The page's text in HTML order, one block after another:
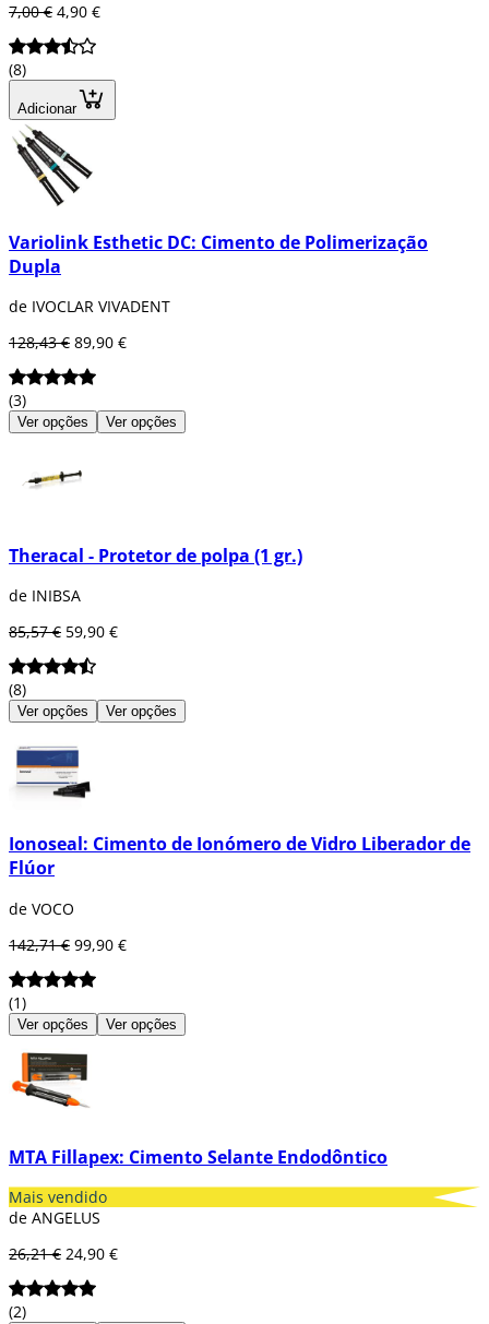
7,00 € 4,90 €
(8)
Adicionar
Variolink Esthetic DC: Cimento de Polimerização
Dupla
de IVOCLAR VIVADENT
128,43 € 89,90 €
(3)
Ver opções Ver opções
Theracal - Protetor de polpa (1 gr.)
de INIBSA
85,57 € 59,90 €
(8)
Ver opções Ver opções
Ionoseal: Cimento de Ionómero de Vidro Liberador de
Flúor
de VOCO
142,71 € 99,90 €
(1)
Ver opções Ver opções
MTA Fillapex: Cimento Selante Endodôntico
Mais vendido
de ANGELUS
26,21 € 24,90 €
(2)